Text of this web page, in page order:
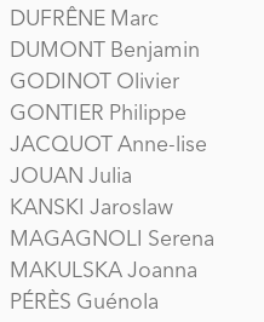
DUFRÊNE Marc
DUMONT Benjamin
GODINOT Olivier
GONTIER Philippe
JACQUOT Anne-lise
JOUAN Julia
KANSKI Jaroslaw
MAGAGNOLI Serena
MAKULSKA Joanna
PÉRÈS Guénola